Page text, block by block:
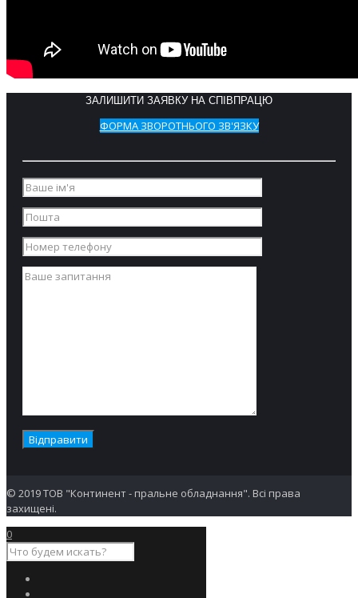
ЗАЛИШИТИ ЗАЯВКУ НА СПІВПРАЦЮ
ФОРМА ЗВОРОТНЬОГО ЗВ'ЯЗКУ
© 2019 ТОВ "Континент - пральне обладнання". Всі права
захищені.
0